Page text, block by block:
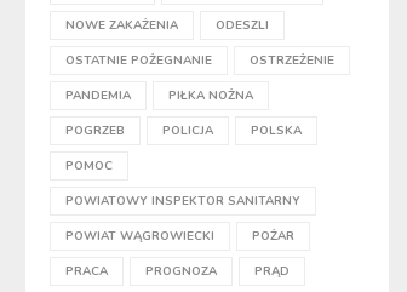
NOWE ZAKAŻENIA ODESZLI
OSTATNIE POŻEGNANIE OSTRZEŻENIE
PANDEMIA PIŁKA NOŻNA
POGRZEB POLICJA POLSKA
POMOC
POWIATOWY INSPEKTOR SANITARNY
POWIAT WĄGROWIECKI POŻAR
PRACA PROGNOZA PRĄD